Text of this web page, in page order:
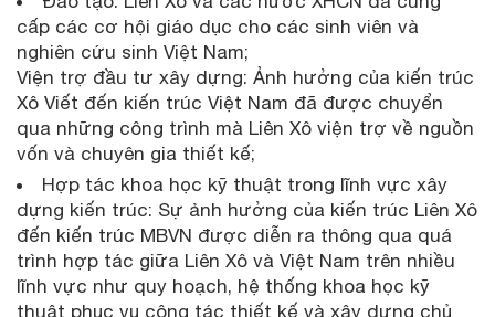
cấp các cơ hội giáo dục cho các sinh viên và
nghiên cứu sinh Việt Nam;
Viện trợ đầu tư xây dựng: Ảnh hưởng của kiến trúc
Xô Viết đến kiến trúc Việt Nam đã được chuyển
qua những công trình mà Liên Xô viện trợ về nguồn
vốn và chuyên gia thiết kế;
Hợp tác khoa học kỹ thuật trong lĩnh vực xây
dựng kiến trúc: Sự ảnh hưởng của kiến trúc Liên Xô
đến kiến trúc MBVN được diễn ra thông qua quá
trình hợp tác giữa Liên Xô và Việt Nam trên nhiều
lĩnh vực như quy hoạch, hệ thống khoa học kỹ
thuật phục vụ công tác thiết kế và xây dựng chủ